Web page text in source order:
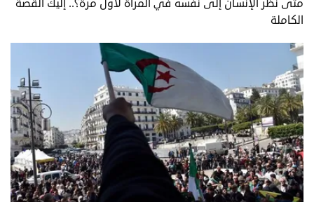
متى نظر الإنسان إلى نفسه في المرآة لأول مرة؟.. إليك القصة
الكاملة